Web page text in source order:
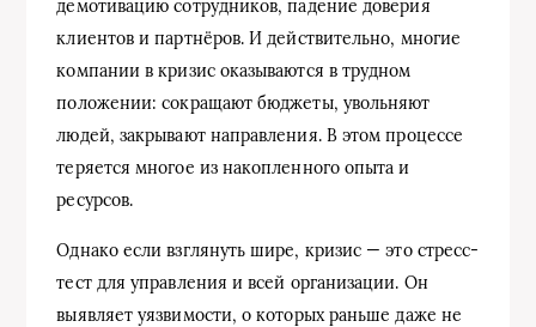
демотивацию сотрудников, падение доверия
клиентов и партнёров. И действительно, многие
компании в кризис оказываются в трудном
положении: сокращают бюджеты, увольняют
людей, закрывают направления. В этом процессе
теряется многое из накопленного опыта и
ресурсов.
Однако если взглянуть шире, кризис — это стресс-
тест для управления и всей организации. Он
выявляет уязвимости, о которых раньше даже не